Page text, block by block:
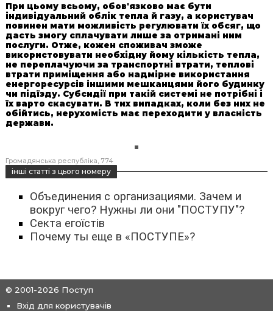
При цьому всьому, обов'язково має бути
індивідуальний облік тепла й газу, а користувач
повинен мати можливість регулювати їх обсяг, що
дасть змогу сплачувати лише за отримані ним
послуги. Отже, кожен споживач зможе
використовувати необхідну йому кількість тепла,
не переплачуючи за транспортні втрати, теплові
втрати приміщення або надмірне використання
енергоресурсів іншими мешканцями його будинку
чи підїзду. Субсидії при такій системі не потрібні і
їх варто скасувати. В тих випадках, коли без них не
обійтись, нерухомість має переходити у власність
держави.
Громадянська республіка 774
інші статті з цього номеру
Объединения с организациями. Зачем и
вокруг чего? Нужны ли они "ПОСТУПУ"?
Секта егоїстів
Почему ты еще в «ПОСТУПЕ»?
© 2001-2026 Поступ
Вхід для користувачів